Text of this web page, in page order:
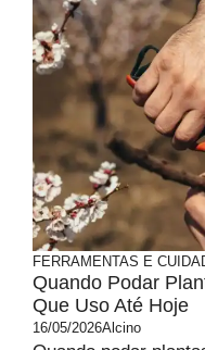
FERRAMENTAS E
Quando Podar
Que Uso Até Hoje
16/05/2026Alcino